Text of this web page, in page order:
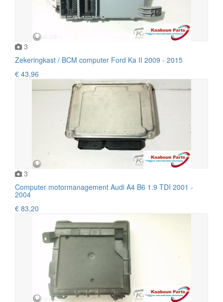
3
Zekeringkast / BCM computer Ford Ka II 2009 - 2015
€ 43,96
3
Computer motormanagement Audi A4 B6 1.9 TDI 2001 -
2004
€ 83,20